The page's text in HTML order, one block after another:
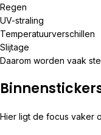
Regen
UV-straling
Temperatuurverschillen
Slijtage
Daarom worden vaak
Hier ligt de focus vaker